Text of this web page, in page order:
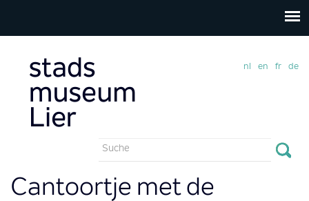
Suchformular
nl en fr de
Cantoortje met de